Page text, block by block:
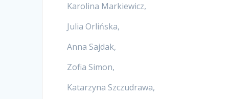
Karolina Markiewicz,
Julia Orlińska,
Anna Sajdak,
Zofia Simon,
Katarzyna Szczudrawa,